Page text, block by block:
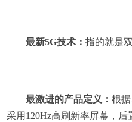
最新5G技术： 指的就是双
最激进的产品定义： 根
采用120Hz高刷新率屏幕，后